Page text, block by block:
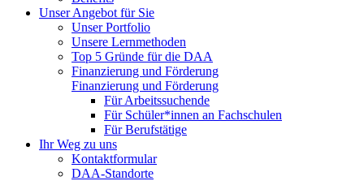
Unser Angebot für Sie
Unser Portfolio
Unsere Lernmethoden
Top 5 Gründe für die DAA
Finanzierung und Förderung
Finanzierung und Förderung
Für Arbeitssuchende
Für Schüler*innen an Fachschulen
Für Berufstätige
Ihr Weg zu uns
Kontaktformular
DAA-Standorte